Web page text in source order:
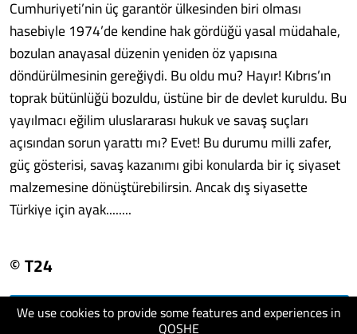
We use cookies to provide some features and experiences in
QOSHE
Cumhuriyeti’nin üç garantör ülkesinden biri olması
hasebiyle 1974’de kendine hak gördüğü yasal müdahale,
bozulan anayasal düzenin yeniden öz yapısına
döndürülmesinin gereğiydi. Bu oldu mu? Hayır! Kıbrıs’ın
toprak bütünlüğü bozuldu, üstüne bir de devlet kuruldu. Bu
yayılmacı eğilim uluslararası hukuk ve savaş suçları
açısından sorun yarattı mı? Evet! Bu durumu milli zafer,
güç gösterisi, savaş kazanımı gibi konularda bir iç siyaset
malzemesine dönüştürebilirsin. Ancak dış siyasette
Türkiye için ayak........
© T24